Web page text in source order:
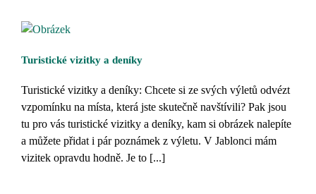
Turistické vizitky a deníky
Turistické vizitky a deníky: Chcete si ze svých výletů odvézt
vzpomínku na místa, která jste skutečně navštívili? Pak jsou
tu pro vás turistické vizitky a deníky, kam si obrázek nalepíte
a můžete přidat i pár poznámek z výletu. V Jablonci mám
vizitek opravdu hodně. Je to [...]